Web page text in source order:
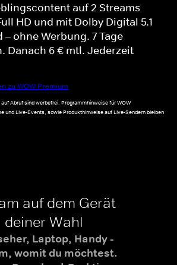
auf 2 Streams
HD und mit Dolby Digital 5.1
ohne Werbung. 7 Tage
Danach 6 € mtl. Jederzeit
zu WOW Premium
Abruf sind werbefrei. Programmhinweise für WOW
und Live-Events, sowie Produkthinweise auf Live-Sendern bleiben
auf dem Gerät
deiner Wahl
Laptop, Handy -
womit du möchtest.